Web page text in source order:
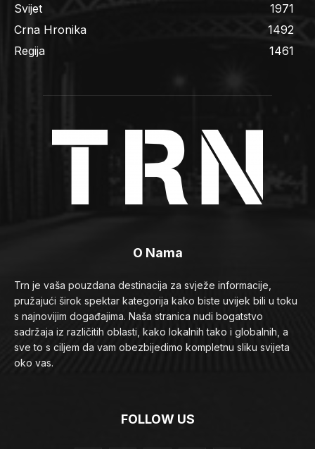
Svijet
1971
Crna Hronika
1492
Regija
1461
O Nama
Trn je vaša pouzdana destinacija za svježe informacije,
pružajući širok spektar kategorija kako biste uvijek bili u toku
s najnovijim događajima. Naša stranica nudi bogatstvo
sadržaja iz različitih oblasti, kako lokalnih tako i globalnih, a
sve to s ciljem da vam obezbijedimo kompletnu sliku svijeta
oko vas.
FOLLOW US